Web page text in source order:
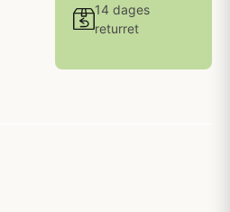
14 dages
returret